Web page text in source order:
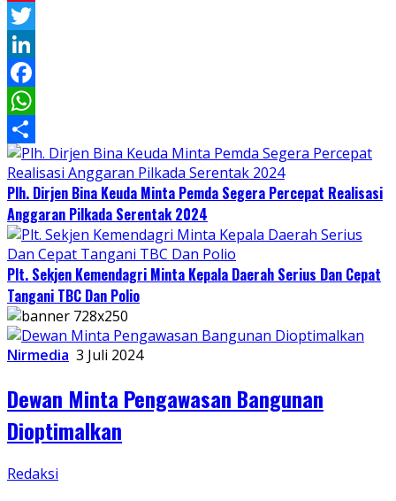
Pinterest
Twitter
LinkedIn
Facebook
WhatsApp
Share
Plh. Dirjen Bina Keuda Minta Pemda Segera Percepat Realisasi
Anggaran Pilkada Serentak 2024
Plt. Sekjen Kemendagri Minta Kepala Daerah Serius Dan Cepat
Tangani TBC Dan Polio
Nirmedia 3 Juli 2024
Dewan Minta Pengawasan Bangunan
Dioptimalkan
Redaksi